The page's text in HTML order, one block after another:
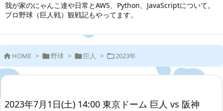
我が家のにゃんこ達や日常とAWS、Python、JavaScriptについて。
プロ野球（巨人戦）観戦記もやってます。
 HOME > 野球 > 巨人 > 2023年
2023年7月1日(土) 14:00 東京ドーム 巨人 vs 阪神